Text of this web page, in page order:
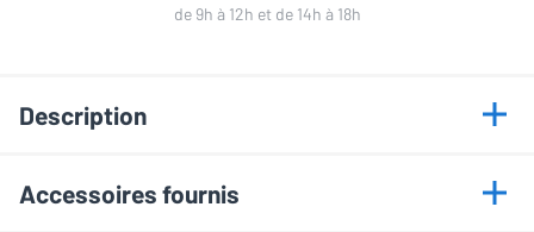
de 9h à 12h et de 14h à 18h
Description
Points forts
Accessoires fournis